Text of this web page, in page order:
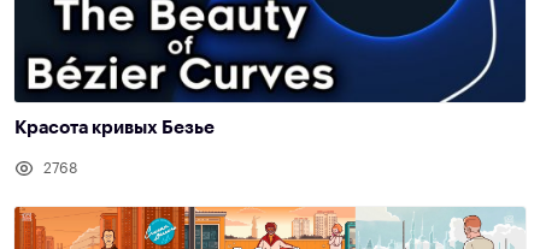
Красота кривых Безье
2768